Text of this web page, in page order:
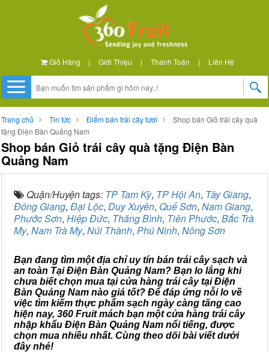
Giỏ Hàng | Giới Thiệu | Thanh Toán | Liên Hệ
Trang chủ Tin tức Điểm bán trái cây tươi
Shop bán Giỏ trái cây quà
tặng Điện Bàn Quảng Nam
Shop bán Giỏ trái cây quà tặng Điện Bàn
Quảng Nam
Quận/Huyện tags: TP Tam Kỳ, TP Hội An, Tây Giang,
Đông Giang, Đại Lộc, Duy Xuyên, Quế Sơn, Nam Giang,
Phước Sơn, Hiệp Đức, Thăng Bình, Tiên Phước, Bắc Trà
My, Nam Trà My, Núi Thành, Phú Ninh, Nông Sơn
Bạn đang tìm một địa chỉ uy tín bán trái cây sạch và
an toàn Tại Điện Bàn Quảng Nam? Bạn lo lắng khi
chưa biết chọn mua tại cửa hàng trái cây tại Điện
Bàn Quảng Nam nào giá tốt? Để đáp ứng nỗi lo về
việc tìm kiếm thực phẩm sạch ngày càng tăng cao
hiện nay, 360 Fruit mách bạn một cửa hàng trái cây
nhập khẩu Điện Bàn Quảng Nam nổi tiếng, được
chọn mua nhiều nhất. Cùng theo dõi bài viết dưới
đây nhé!